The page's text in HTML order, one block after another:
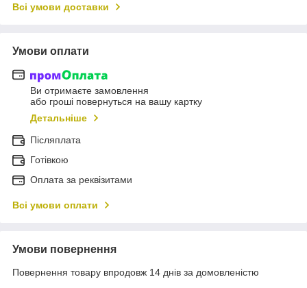
Всі умови доставки
Умови оплати
Ви отримаєте замовлення
або гроші повернуться на вашу картку
Детальніше
Післяплата
Готівкою
Оплата за реквізитами
Всі умови оплати
Умови повернення
Повернення товару впродовж 14 днів за домовленістю